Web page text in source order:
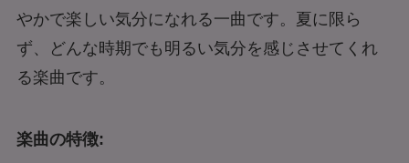
やかで楽しい気分になれる一曲です。夏に限ら
ず、どんな時期でも明るい気分を感じさせてくれ
る楽曲です。
楽曲の特徴: